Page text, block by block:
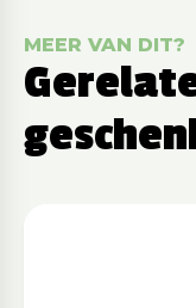
MEER VAN DIT?